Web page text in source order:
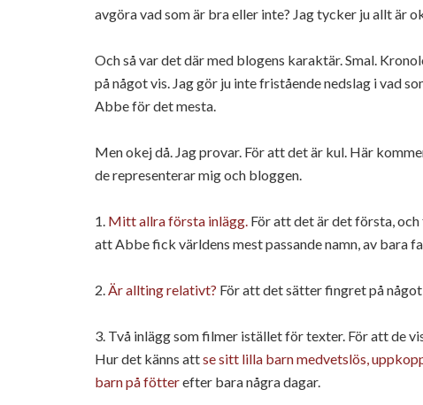
avgöra vad som är bra eller inte? Jag tycker ju allt är
Och så var det där med blogens karaktär. Smal.
på något vis. Jag gör ju inte fristående nedslag i vad
Abbe för det mesta.
Men okej då. Jag provar. För att det är kul. Här
de representerar mig och bloggen.
1. Mitt allra första inlägg. För att det är det första,
att Abbe fick världens mest passande namn, av bara
2.Är allting relativt? För att det sätter fingret på
3. Två inlägg som filmer istället för texter. För att de
Hur det känns attse sitt lilla barn medvetslös,
barn på fötterefter bara några dagar.